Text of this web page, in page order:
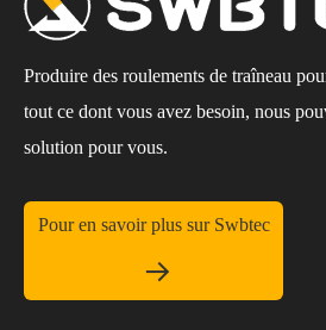
Produire des roulements de traîneau
tout ce dont vous avez besoin, nous
solution pour vous.
Pour en savoir plus sur Swbtec
